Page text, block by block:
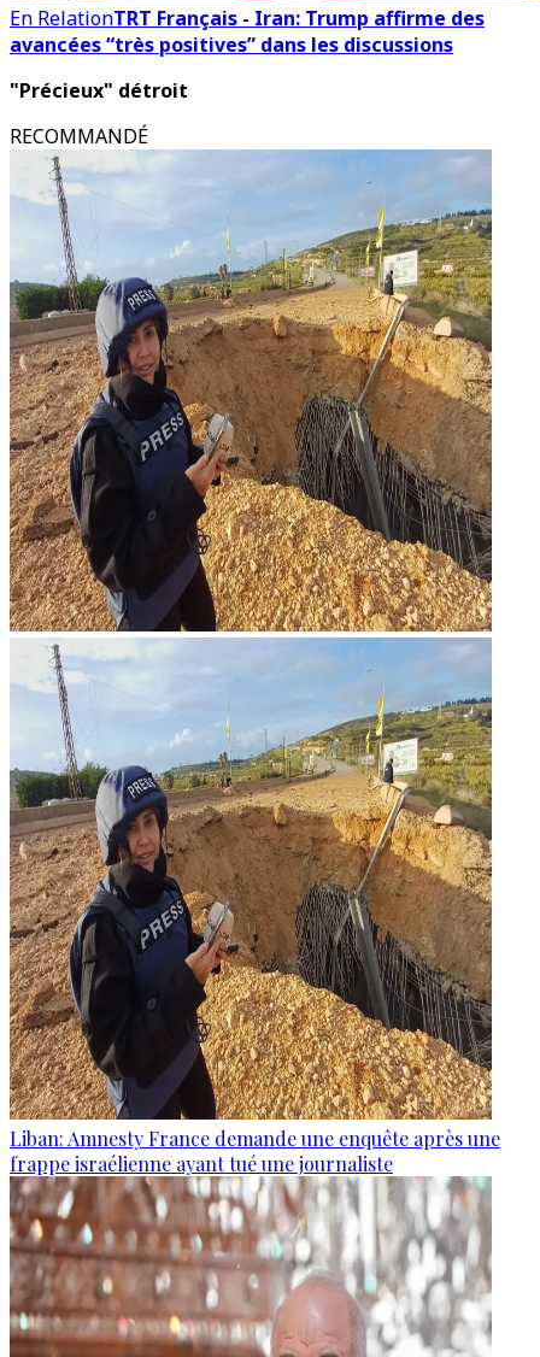
En RelationTRT Français - Iran: Trump affirme des
avancées “très positives” dans les discussions
"Précieux" détroit
RECOMMANDÉ
Liban: Amnesty France demande une enquête après une
frappe israélienne ayant tué une journaliste